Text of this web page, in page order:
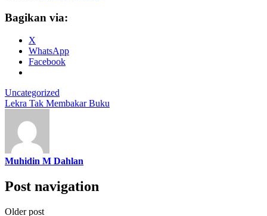
Bagikan via:
X
WhatsApp
Facebook
Uncategorized
Lekra Tak Membakar Buku
Muhidin M Dahlan
Post navigation
Older post